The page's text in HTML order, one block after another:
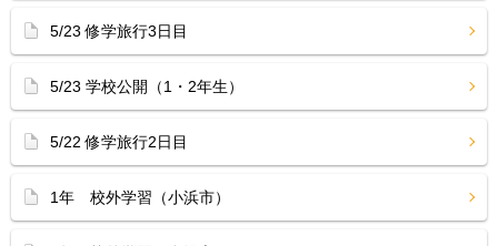
5/23 修学旅行3日目
5/23 学校公開（1・2年生）
5/22 修学旅行2日目
1年 校外学習（小浜市）